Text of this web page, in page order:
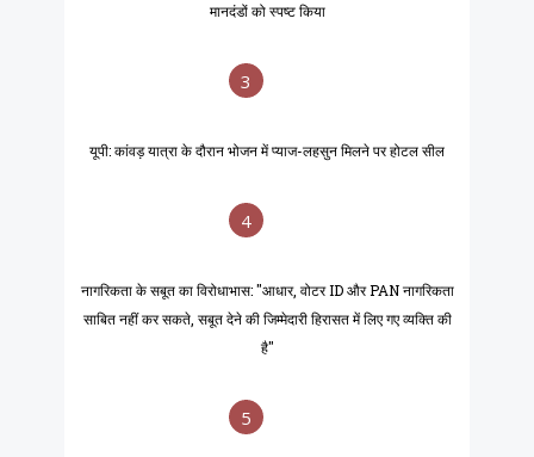
मानदंडों को स्पष्ट किया
3
यूपी: कांवड़ यात्रा के दौरान भोजन में प्याज-लहसुन मिलने पर होटल सील
4
नागरिकता के सबूत का विरोधाभास: "आधार, वोटर ID और PAN नागरिकता
साबित नहीं कर सकते, सबूत देने की जिम्मेदारी हिरासत में लिए गए व्यक्ति की
है"
5